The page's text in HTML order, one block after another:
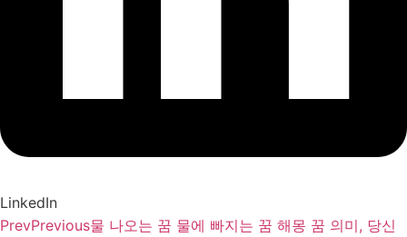
LinkedIn
PrevPrevious물 나오는 꿈 물에 빠지는 꿈 해몽 꿈 의미, 당신